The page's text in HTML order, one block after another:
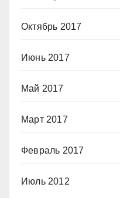
Октябрь 2017
Июнь 2017
Май 2017
Март 2017
Февраль 2017
Июль 2012